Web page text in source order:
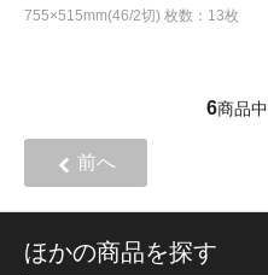
755×515mm(46/2切) 枚数：13枚
6商品中
前へ
ほかの商品を探す